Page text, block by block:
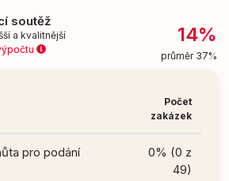
soutěž
a kvalitnější
14%
průměr 37%
Počet
zakázek
pro podání
0% (0 z
49)